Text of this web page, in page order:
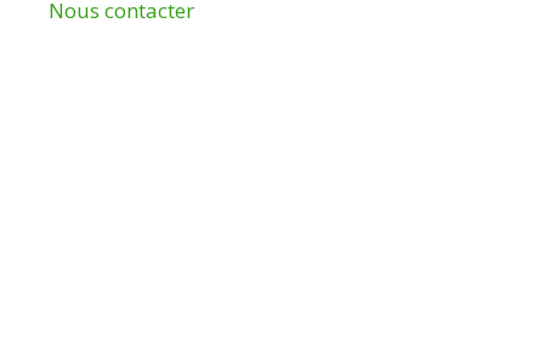
Nous contacter